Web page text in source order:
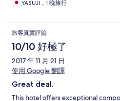
YASUJI，1 晚旅行
旅客真實評論
10/10 好極了
2017 年 11 月 21 日
使用 Google 翻譯
Great deal.
This hotel offers exceptional